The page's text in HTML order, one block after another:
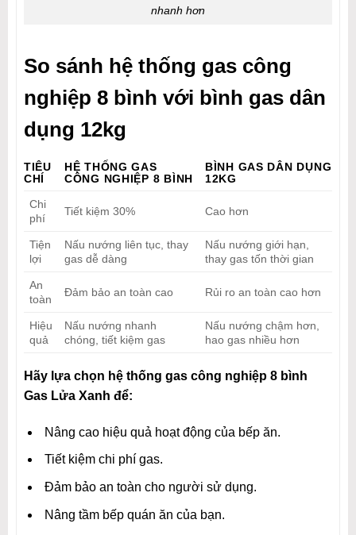
nhanh hơn
So sánh hệ thống gas công
nghiệp 8 bình với bình gas dân
dụng 12kg
TIÊU
CHÍ
HỆ THỐNG GAS
CÔNG NGHIỆP 8 BÌNH
BÌNH GAS DÂN DỤNG
12KG
Chi
phí
Tiết kiệm 30% Cao hơn
Tiện
lợi
Nấu nướng liên tục, thay
gas dễ dàng
Nấu nướng giới hạn,
thay gas tốn thời gian
An
toàn
Đảm bảo an toàn cao Rủi ro an toàn cao hơn
Hiệu
quả
Nấu nướng nhanh
chóng, tiết kiệm gas
Nấu nướng chậm hơn,
hao gas nhiều hơn
Hãy lựa chọn hệ thống gas công nghiệp 8 bình
Gas Lửa Xanh để:
Nâng cao hiệu quả hoạt động của bếp ăn.
Tiết kiệm chi phí gas.
Đảm bảo an toàn cho người sử dụng.
Nâng tầm bếp quán ăn của bạn.